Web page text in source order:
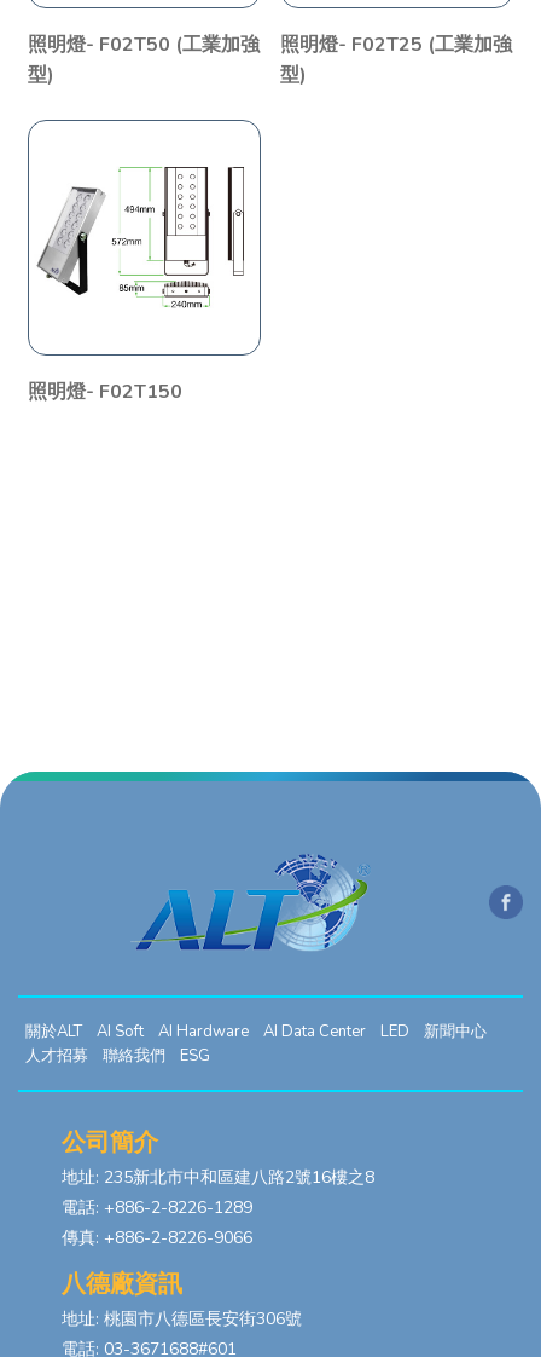
照明燈- F02T50 (工業加強
型)
照明燈- F02T25 (工業加強
型)
照明燈- F02T150
關於ALT AI Soft AI Hardware AI Data Center LED
新聞中心
人才招募
聯絡我們 ESG
公司簡介
地址: 235新北市中和區建八路2號16樓之8
電話: +886-2-8226-1289
傳真: +886-2-8226-9066
八德廠資訊
地址: 桃園市八德區長安街306號
電話: 03-3671688#601